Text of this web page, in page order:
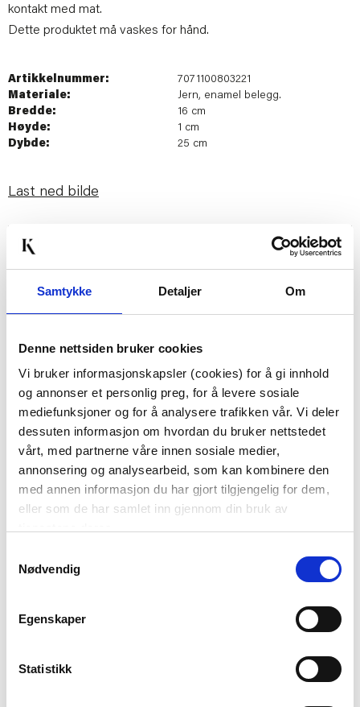
Samtykke Detaljer Om
Denne nettsiden bruker cookies
Vi bruker informasjonskapsler (cookies) for å gi innhold
og annonser et personlig preg, for å levere sosiale
mediefunksjoner og for å analysere trafikken vår. Vi deler
dessuten informasjon om hvordan du bruker nettstedet
vårt, med partnerne våre innen sosiale medier,
annonsering og analysearbeid, som kan kombinere den
med annen informasjon du har gjort tilgjengelig for dem,
eller som de har samlet inn gjennom din bruk av
Nødvendig
Egenskaper
Statistikk
kontakt med mat.
Dette produktet må vaskes for hånd.
Artikkelnummer:
7071100803221
Materiale:
Jern, enamel belegg.
Bredde:
16 cm
Høyde:
1 cm
Dybde:
25 cm
Last ned bilde
Passer med
MODERN HOUSE -
ISBITFORM 6STK RUND
KUN PÅ NETT
169,00
KJØP
STEKEPANNE SETT
SCANDI 28/24 CM
Medl.749,00
KJØP